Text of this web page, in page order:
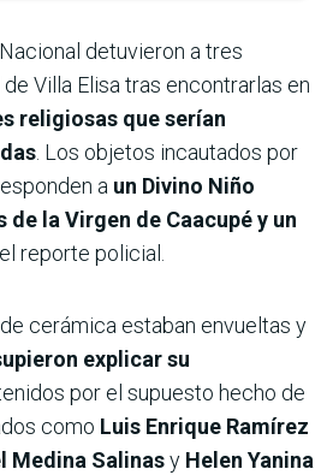
detuvieron a tres
Villa Elisa tras encontrarlas en
religiosas que serían
. Los objetos incautados por
a un Divino Niño
de la Virgen de Caacupé y un
reporte policial.
cerámica estaban envueltas y
explicar su
por el supuesto hecho de
como Luis Enrique Ramírez
Medina Salinasy Helen Yanina